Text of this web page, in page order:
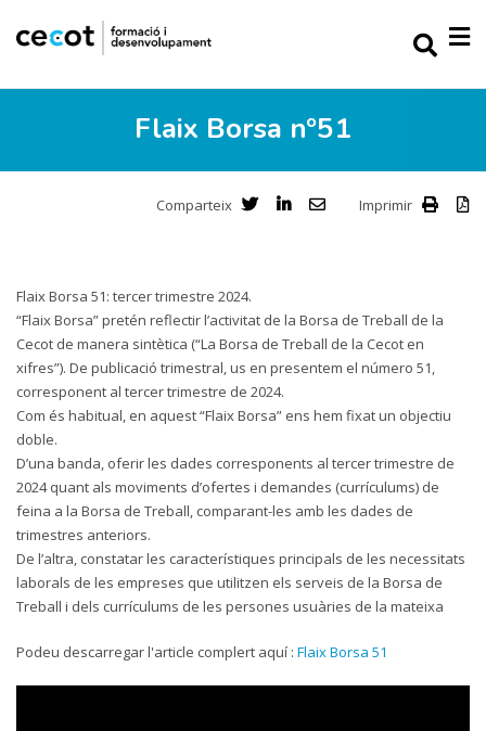
Flaix Borsa nº51
Comparteix Imprimir
Flaix Borsa 51: tercer trimestre 2024.
“Flaix Borsa” pretén reflectir l’activitat de la Borsa de Treball de la
Cecot de manera sintètica (“La Borsa de Treball de la Cecot en
xifres”). De publicació trimestral, us en presentem el número 51,
corresponent al tercer trimestre de 2024.
Com és habitual, en aquest “Flaix Borsa” ens hem fixat un objectiu
doble.
D’una banda, oferir les dades corresponents al tercer trimestre de
2024 quant als moviments d’ofertes i demandes (currículums) de
feina a la Borsa de Treball, comparant-les amb les dades de
trimestres anteriors.
De l’altra, constatar les característiques principals de les necessitats
laborals de les empreses que utilitzen els serveis de la Borsa de
Treball i dels currículums de les persones usuàries de la mateixa
Podeu descarregar l'article complert aquí : Flaix Borsa 51